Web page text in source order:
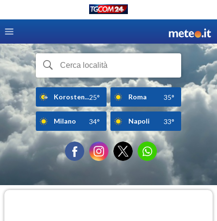
Korosten...25° Roma 35°
Milano 34° Napoli 33°